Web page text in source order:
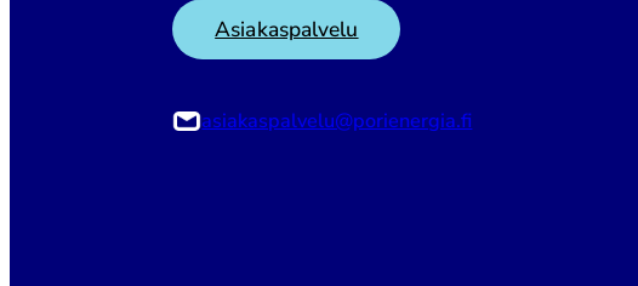
Asiakaspalvelu
asiakaspalvelu@porienergia.fi